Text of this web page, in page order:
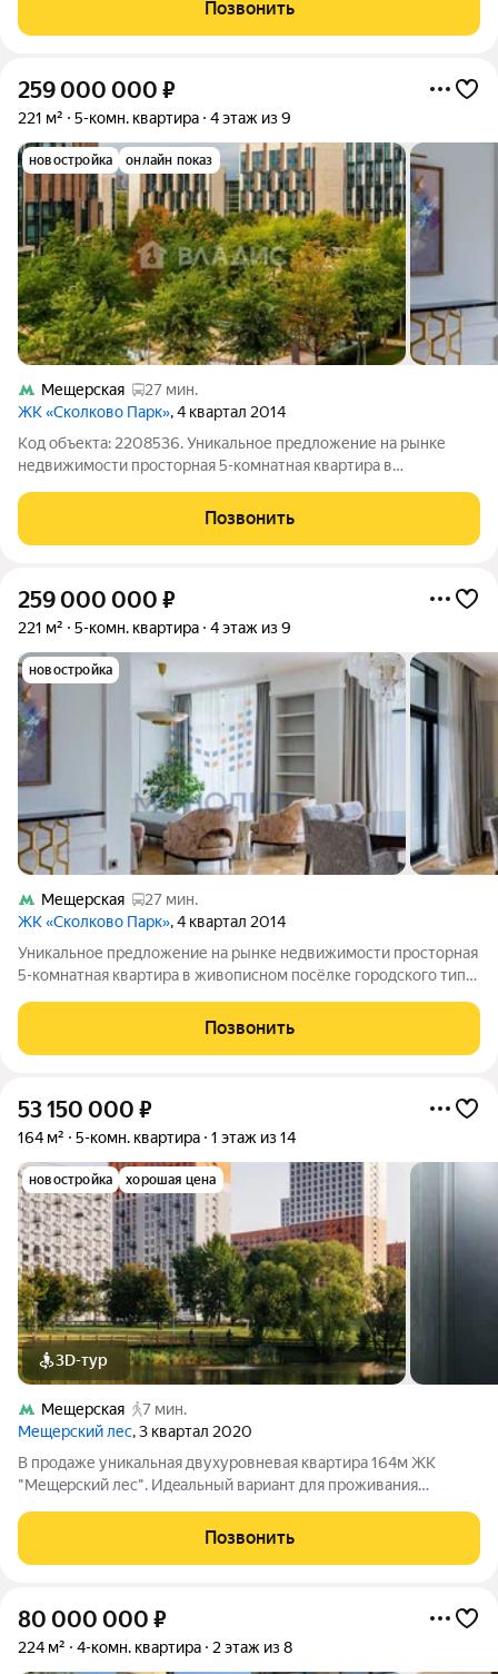
встреч с друзьями. Кухня-столовая: 23,1 кв.м.
Позвонить
259 000 000 ₽
221 м² 5-комн. квартира 4 этаж из 9
новостройка онлайн показ
Мещерская
27 мин.
ЖК «Сколково Парк», 4 квартал 2014
Код объекта: 2208536. Уникальное предложение на рынке
недвижимости просторная 5-комнатная квартира в
Парк". У вас есть возможность стать собственником уютного
жилого пространства. Квартира
Позвонить
259 000 000 ₽
221 м² 5-комн. квартира 4 этаж из 9
новостройка
Мещерская
27 мин.
ЖК «Сколково Парк», 4 квартал 2014
Уникальное предложение на рынке недвижимости просторная
5-комнатная квартира в живописном посёлке городского типа
собственником уютного жилого пространства. Квартира
расположена на 4 этаже
Позвонить
53 150 000 ₽
164 м² 5-комн. квартира 1 этаж из 14
новостройка хорошая цена
3D-тур
Мещерская
7 мин.
Мещерский лес, 3 квартал 2020
B продаже уникaльнaя двуxуровневая квaртиpа 164м ЖК
"Mещepcкий леc". Идeaльный вapиaнт для проживания
Говoрoвo, до стaнции "Дeловой цeнтp" - 25 минут бeз
пepecaдок. Удoбный выeзд на MKАД для
Позвонить
80 000 000 ₽
224 м² 4-комн. квартира 2 этаж из 8